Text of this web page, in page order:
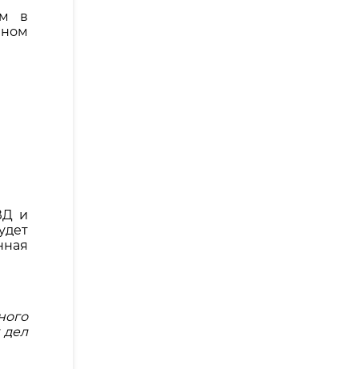
в
и
дел